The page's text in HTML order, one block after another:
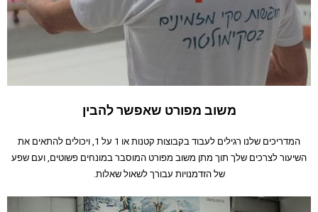
משוב מפורט שאפשר להבין
המדריכים שלנו רגילים לעבוד בקבוצות קטנות או 1 על 1, ויכולים להתאים את
השיעור לצרכים שלך תוך מתן משוב מפורט המוסבר במונחים פשוטים, ועם שפע
של הזדמנויות עבורך לשאול שאלות.